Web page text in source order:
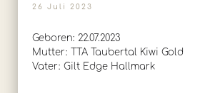
26 Juli 2023
Geboren: 22.07.2023
Mutter: TTA Taubertal Kiwi Gold
Vater: Gilt Edge Hallmark